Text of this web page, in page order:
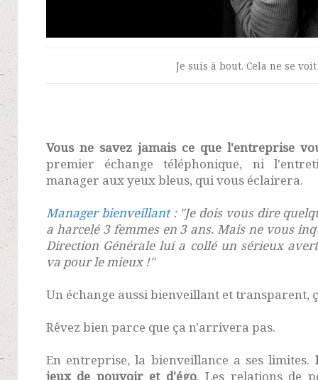
Je suis à bout. Cela ne se
Vous ne savez jamais ce que l'entreprise
premier échange téléphonique, ni
manager aux yeux bleus, qui vous éclairera.
Manager bienveillant: "Je dois vous dire
a harcelé 3 femmes en 3 ans. Mais ne vous
Direction Générale lui a collé un sérieux
va pour le mieux !"
Un échange aussi bienveillant et transparent,
Rêvez bien parce que ça n'arrivera pas.
En entreprise, la bienveillance a ses limites.
jeux de pouvoir et d'égo. Les relations de